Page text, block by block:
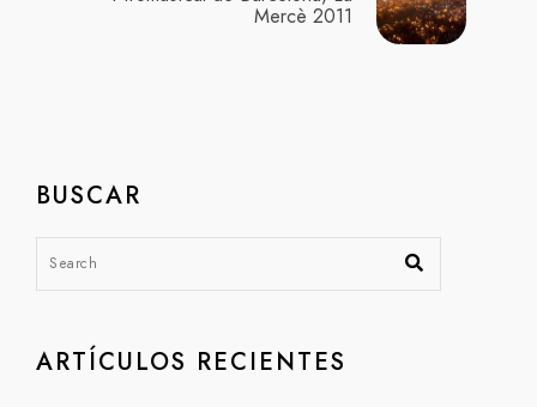
Mercè 2011
BUSCAR
ARTÍCULOS RECIENTES